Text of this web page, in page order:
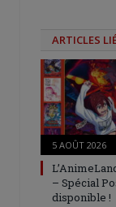
ARTICLES
5 AOÛT 2026
– Spécial
disponible !